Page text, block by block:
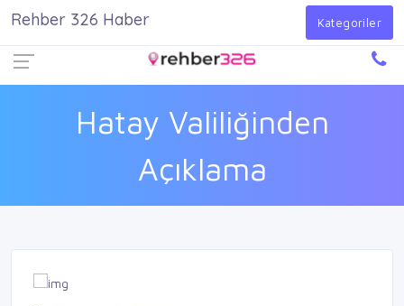
Giriş Yap
Hatay Valiliğinden
Açıklama
Rehber 326 Haber Kategoriler